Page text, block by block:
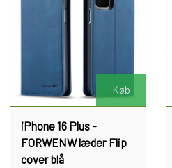
Køb
iPhone 16 Plus -
FORWENW læder Flip
cover blå